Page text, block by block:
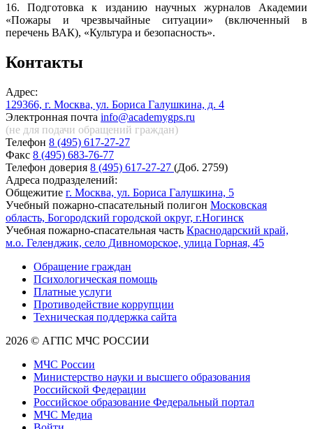
16. Подготовка к изданию научных журналов Академии
«Пожары и чрезвычайные ситуации» (включенный в
перечень ВАК), «Культура и безопасность».
Контакты
Адрес:
129366, г. Москва, ул. Бориса Галушкина, д. 4
Электронная почта info@academygps.ru
(не для подачи обращений граждан)
Телефон 8 (495) 617-27-27
Факс 8 (495) 683-76-77
Телефон доверия 8 (495) 617-27-27 (Доб. 2759)
Адреса подразделений:
Общежитие г. Москва, ул. Бориса Галушкина, 5
Учебный пожарно-спасательный полигон Московская
область, Богородский городской округ, г.Ногинск
Учебная пожарно-спасательная часть Краснодарский край,
м.о. Геленджик, село Дивноморское, улица Горная, 45
Обращение граждан
Психологическая помощь
Платные услуги
Противодействие коррупции
Техническая поддержка сайта
2026 © АГПС МЧС РОССИИ
МЧС России
Министерство науки и высшего образования
Российской Федерации
Российское образование Федеральный портал
МЧС Медиа